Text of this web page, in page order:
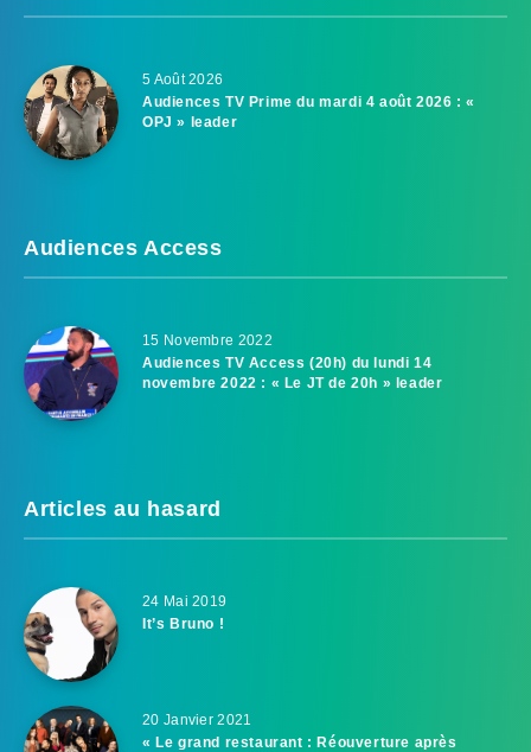
5 Août 2026
Audiences TV Prime du mardi 4 août 2026 : «
OPJ » leader
Audiences Access
15 Novembre 2022
Audiences TV Access (20h) du lundi 14
novembre 2022 : « Le JT de 20h » leader
Articles au hasard
24 Mai 2019
It’s Bruno !
20 Janvier 2021
« Le grand restaurant : Réouverture après